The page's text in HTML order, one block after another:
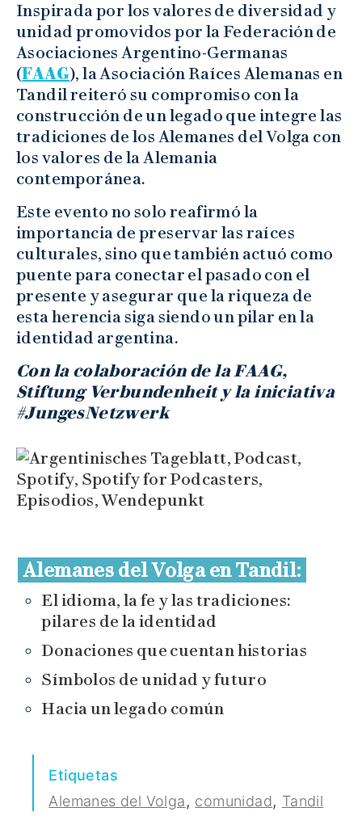
Inspirada por los valores de diversidad y
unidad promovidos por la Federación de
Asociaciones Argentino-Germanas
(FAAG), la Asociación Raíces Alemanas en
Tandil reiteró su compromiso con la
construcción de un legado que integre las
tradiciones de los Alemanes del Volga con
los valores de la Alemania
contemporánea.
Este evento no solo reafirmó la
importancia de preservar las raíces
culturales, sino que también actuó como
puente para conectar el pasado con el
presente y asegurar que la riqueza de
esta herencia siga siendo un pilar en la
identidad argentina.
Con la colaboración de la FAAG,
Stiftung Verbundenheit y la iniciativa
#JungesNetzwerk
Alemanes del Volga en Tandil:
El idioma, la fe y las tradiciones:
pilares de la identidad
Donaciones que cuentan historias
Símbolos de unidad y futuro
Hacia un legado común
Etiquetas
Alemanes del Volga, comunidad, Tandil